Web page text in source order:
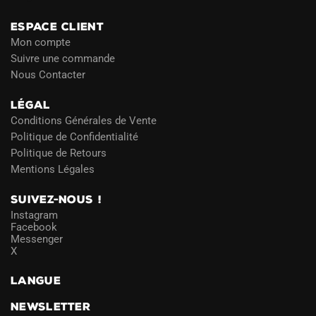
ESPACE CLIENT
Mon compte
Suivre une commande
Nous Contacter
LÉGAL
Conditions Générales de Vente
Politique de Confidentialité
Politique de Retours
Mentions Légales
SUIVEZ-NOUS !
Instagram
Facebook
Messenger
X
LANGUE
NEWSLETTER